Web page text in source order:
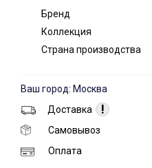
Бренд
Коллекция
Страна производства
Ваш город: Москва
Доставка
!
Самовывоз
Оплата